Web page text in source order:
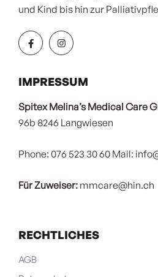
und Kind bis hin zur
IMPRESSUM
Spitex Melina’s Medical Care
96b 8246 Langwiesen
Phone: 076 523 30 60 Mail:
Für Zuweiser: mmcare@hin.ch
RECHTLICHES
AGB